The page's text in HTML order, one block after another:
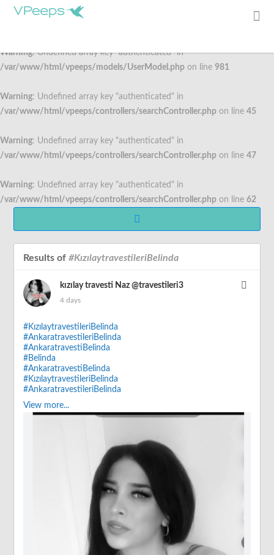
Warning: Undefined array key "authenticated" in
/var/www/html/vpeeps/models/UserModel.php on line 981
Warning: Undefined array key "authenticated" in
/var/www/html/vpeeps/controllers/searchController.php on line 45
Warning: Undefined array key "authenticated" in
/var/www/html/vpeeps/controllers/searchController.php on line 47
Warning: Undefined array key "authenticated" in
/var/www/html/vpeeps/controllers/searchController.php on line 62
Results of#KızılaytravestileriBelinda
kızılay travesti Naz@travestileri3
4 days
#KızılaytravestileriBelinda
#AnkaratravestileriBelinda
#AnkaratravestiBelinda
#Belinda
#AnkaratravestiBelinda
#KızılaytravestileriBelinda
#AnkaratravestileriBelinda
#AnkaratravestileriBelinda
#CebecitravestiBelinda
View more...